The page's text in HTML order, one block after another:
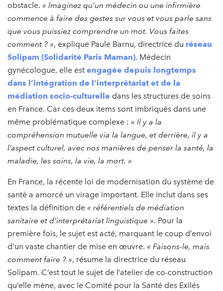
obstacle. « Imaginez qu’un médecin ou une infirmière
commence à faire des gestes sur vous et vous parle sans
que vous puissiez comprendre un mot. Vous faites
comment ? », explique Paule Barnu, directrice du réseau
Solipam (Solidarité Paris Maman). Médecin
gynécologue, elle est engagée depuis longtemps
dans l’intégration de l’interprétariat et de la
médiation socio-culturelle dans les structures de soins
en France. Car ces deux items sont imbriqués dans une
même problématique complexe : « Il y a la
compréhension mutuelle via la langue, et derrière, il y a
l’aspect culturel, avec nos manières de penser la santé, la
maladie, les soins, la vie, la mort. »
En France, la récente loi de modernisation du système de
santé a amorcé un virage important. Elle inclut dans ses
textes la définition de « référentiels de médiation
sanitaire et d'interprétariat linguistique ». Pour la
première fois, le sujet est acté, marquant le coup d’envoi
d’un vaste chantier de mise en œuvre. « Faisons-le, mais
comment faire ? », résume la directrice du réseau
Solipam. C’est tout le sujet de l’atelier de co-construction
qu’elle mène, avec le Comité pour la Santé des Exilés